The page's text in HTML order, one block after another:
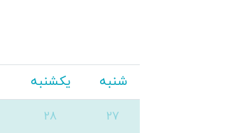
شنبه یکشنبه
27
28